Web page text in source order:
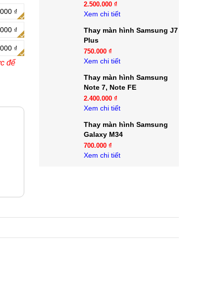
₫
₫
₫
để
2.500.000 ₫
Xem chi tiết
Thay màn hình Samsung J7
Plus
750.000 ₫
Xem chi tiết
Thay màn hình Samsung
Note 7, Note FE
2.400.000 ₫
Xem chi tiết
Thay màn hình Samsung
Galaxy M34
700.000 ₫
Xem chi tiết